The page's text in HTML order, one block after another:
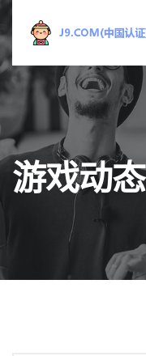
游戏动态